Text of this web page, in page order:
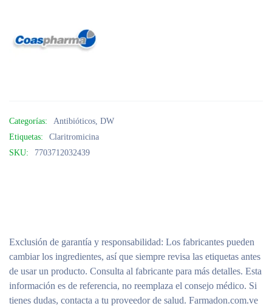
Categorías: Antibióticos, DW
Etiquetas:
Claritromicina
SKU:
7703712032439
Exclusión de garantía y responsabilidad: Los fabricantes pueden
cambiar los ingredientes, así que siempre revisa las etiquetas antes
de usar un producto. Consulta al fabricante para más detalles. Esta
información es de referencia, no reemplaza el consejo médico. Si
tienes dudas, contacta a tu proveedor de salud. Farmadon.com.ve